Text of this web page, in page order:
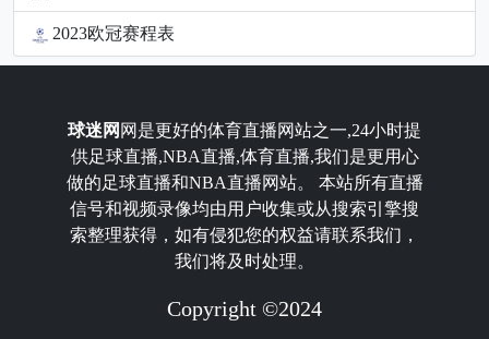
2023欧冠赛程表
球迷网 网是更好的体育直播网站之一,24小时提
供足球直播,NBA直播,体育直播,我们是更用心
做的足球直播和NBA直播网站。 本站所有直播
信号和视频录像均由用户收集或从搜索引擎搜
索整理获得，如有侵犯您的权益请联系我们，
我们将及时处理。
Copyright ©2024